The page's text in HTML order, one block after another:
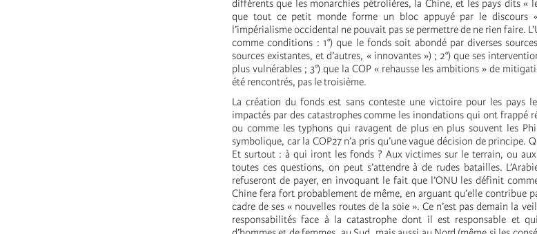
différents que les monarchies pétrolières, la Chine, et les pays dits «
que tout ce petit monde forme un bloc appuyé par le discours
l’impérialisme occidental ne pouvait pas se permettre de ne rien faire.
comme conditions : 1°) que le fonds soit abondé par diverses
sources existantes, et d’autres, « innovantes ») ; 2°) que ses
plus vulnérables ; 3°) que la COP « rehausse les ambitions » de
été rencontrés, pas le troisième.
La création du fonds est sans conteste une victoire pour les pays
impactés par des catastrophes comme les inondations qui ont frappé
ou comme les typhons qui ravagent de plus en plus souvent les
symbolique, car la COP27 n’a pris qu’une vague décision de principe.
Et surtout : à qui iront les fonds ? Aux victimes sur le terrain, ou
toutes ces questions, on peut s’attendre à de rudes batailles.
refuseront de payer, en invoquant le fait que l’ONU les définit
Chine fera fort probablement de même, en arguant qu’elle contribue
cadre de ses « nouvelles routes de la soie ». Ce n’est pas demain la
responsabilités face à la catastrophe dont il est responsable et